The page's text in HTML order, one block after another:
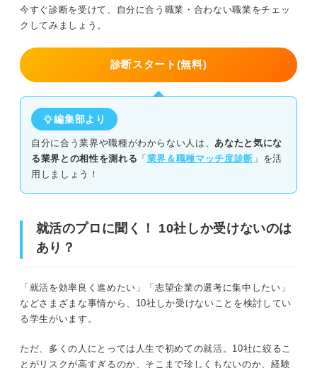
今すぐ診断を受けて、自分に合う職業・合わない職業をチェッ
クしてみましょう。
診断スタート(無料)
編集部より
自分に合う業界や職種がわからない人は、 あなたと気にな
る業界との相性を測れる 「 業界＆職種マッチ度診断 」を活
用しましょう！
就活のプロに聞く！ 10社しか受けないのは
あり？
「就活を効率良く進めたい」「志望企業の選考に集中したい」
などさまざまな事情から、10社しか受けないことを検討してい
る学生がいます。
ただ、多くの人にとっては人生で初めての就活。10社に絞るこ
とがリスクが高すぎるのか、そこまで珍しくもないのか、経験
①スケジュールが管理しやすい
③志望企業へ本気さをアピールできる
視野が狭まっているかも！ 10社から受ける企業を増やす
方法
自己分析をして自分に合う仕事の幅を広げる
就活で10社しか受けないときは万全の状態で選考に臨もう
受ける10社を入念に企業分析する
早めに就活に取り組む
選考の模擬練習を繰り返しおこなう